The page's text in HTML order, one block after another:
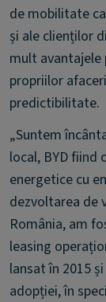
de mobilitate
și ale clienților
mult avantajele
propriilor
predictibilitate.
„Suntem
local, BYD fiind
energetice cu
dezvoltarea de
România, am
leasing
lansat în 2015
adopției, în